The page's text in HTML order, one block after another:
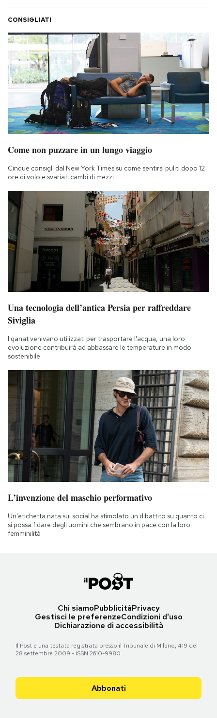
CONSIGLIATI
Come non puzzare in un lungo viaggio
Cinque consigli dal New York Times su come sentirsi puliti dopo 12
ore di volo e svariati cambi di mezzi
Una tecnologia dell’antica Persia per raffreddare
Siviglia
I qanat venivano utilizzati per trasportare l'acqua, una loro
evoluzione contribuirà ad abbassare le temperature in modo
sostenibile
L’invenzione del maschio performativo
Un'etichetta nata sui social ha stimolato un dibattito su quanto ci
si possa fidare degli uomini che sembrano in pace con la loro
femminilità
Chi siamoPubblicitàPrivacy
Gestisci le preferenzeCondizioni d'uso
Dichiarazione di accessibilità
Il Post è una testata registrata presso il Tribunale di Milano, 419 del
28 settembre 2009 - ISSN 2610-9980
Abbonati